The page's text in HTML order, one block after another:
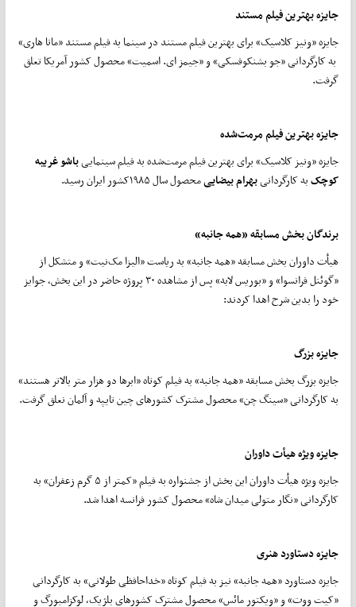
جایزه بهترین فیلم مستند
جایزه «ونیز کلاسیک» برای بهترین فیلم مستند در سینما به فیلم مستند «ماتا هاری»
به کارگردانی «جو بشنکوفسکی» و «جیمز ای. اسمیت» محصول کشور آمریکا تعلق
گرفت.
جایزه بهترین فیلم مرمت‌شده
جایزه «ونیز کلاسیک» برای بهترین فیلم مرمت‌‌شده به فیلم سینماییباشو غریبه
کوچکبه کارگردانیبهرام بیضاییمحصول سال ۱۹۸۵کشور ایران رسید.
برندگان بخش مسابقه «همه جانبه»
هیأت داوران بخش مسابقه «همه جانبه» به ریاست «الیزا مک‌نیت» و متشکل از
«گوئنل فرانسوا» و «بوریس لابه» پس از مشاهده ۳۰ پروژه حاضر در این بخش، جوایز
خود را بدین شرح اهدا کردند:
جایزه بزرگ
جایزه بزرگ بخش مسابقه «همه جانبه» به فیلم کوتاه «ابرها دو هزار متر بالاتر هستند»
به کارگردانی «سینگ چن» محصول مشترک کشورهای چین تایپه و آلمان نعلق گرفت.
جایزه ویژه هیأت داوران
جایزه ویژه هیأت داوران این بخش از جشنواره به فیلم «کمتر از ۵ گرم زعفران» به
کارگردانی «نگار متولی میدان شاه» محصول کشور فرانسه اهدا شد.
جایزه دستاورد هنری
جایزه دستاورد «همه جانبه» نیز به فیلم کوتاه «خداحافظی طولانی» به کارگردانی
«کیت ووت» و «ویکتور مائس» محصول مشترک کشورهای بلژیک، لوکزامبورگ و